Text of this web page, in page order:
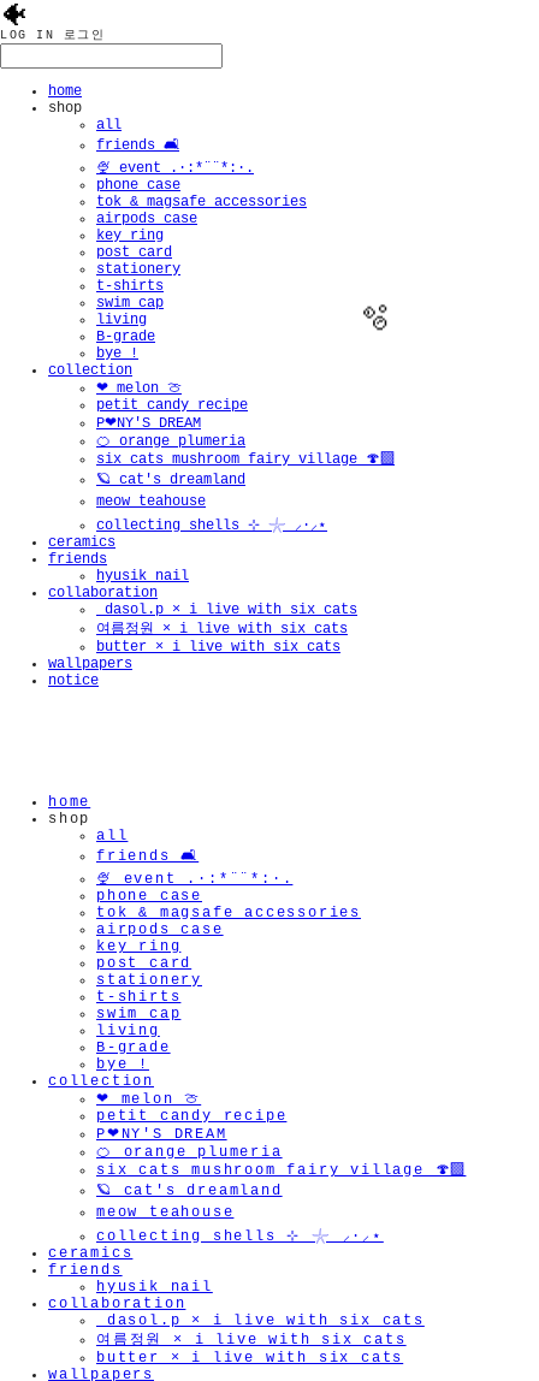
🐠
LOG IN 로그인
home
shop
all
friends 🛋️
🍨 event .·:*¨¨*:·.
phone case
tok & magsafe accessories
airpods case
key ring
post card
stationery
t-shirts
swim cap
living
B-grade
bye !
collection
❤︎ melon 🍈
petit candy recipe
P❤︎NY'S DREAM
🍊 orange plumeria
six cats mushroom fairy village 🍄‍🟫
🪐 cat's dreamland
meow teahouse
collecting shells ⊹ 𓇼 ⸝·⸝⋆
ceramics
friends
hyusik_nail
collaboration
_dasol.p × i live with six cats
여름정원 × i live with six cats
butter × i live with six cats
wallpapers
notice
home
shop
all
friends 🛋️
🍨 event .·:*¨¨*:·.
phone case
tok & magsafe accessories
airpods case
key ring
post card
stationery
t-shirts
swim cap
living
B-grade
bye !
collection
❤︎ melon 🍈
petit candy recipe
P❤︎NY'S DREAM
🍊 orange plumeria
six cats mushroom fairy village 🍄‍🟫
🪐 cat's dreamland
meow teahouse
collecting shells ⊹ 𓇼 ⸝·⸝⋆
ceramics
friends
hyusik_nail
collaboration
_dasol.p × i live with six cats
여름정원 × i live with six cats
butter × i live with six cats
wallpapers